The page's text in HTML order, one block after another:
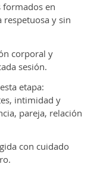
formados en
respetuosa y sin
corporal y
sesión.
etapa:
intimidad y
pareja, relación
con cuidado